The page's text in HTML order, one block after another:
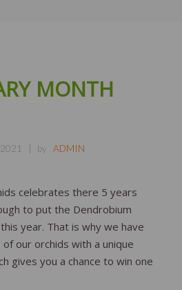
MONTH
by ADMIN
celebrates there 5 years
to put the Dendrobium
year. That is why we have
our orchids with a unique
gives you a chance to win one